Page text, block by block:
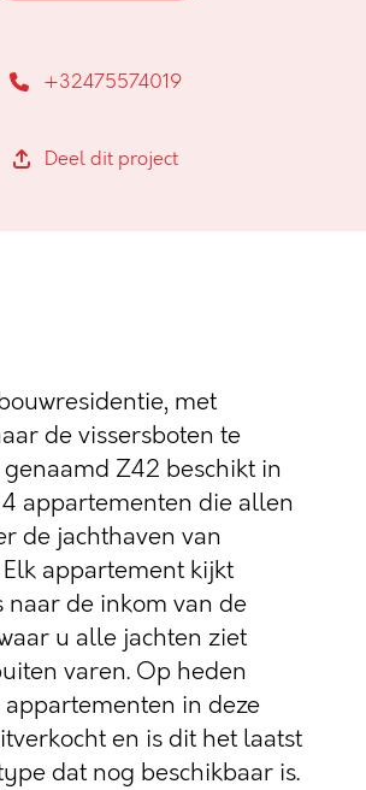
+32475574019
Deel dit project
met
de vissersboten te
Z42 beschikt in
appartementen die allen
de jachthaven van
appartement kijkt
naar de inkom van de
u alle jachten ziet
varen. Op heden
in deze
en is dit het laatst
dat nog beschikbaar is.